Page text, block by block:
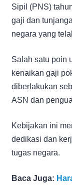
Sipil (PNS)
gaji dan
negara yang
Salah satu poin
kenaikan gaji
diberlakukan
ASN dan
Kebijakan ini
dedikasi dan
tugas negara.
Baca Juga: